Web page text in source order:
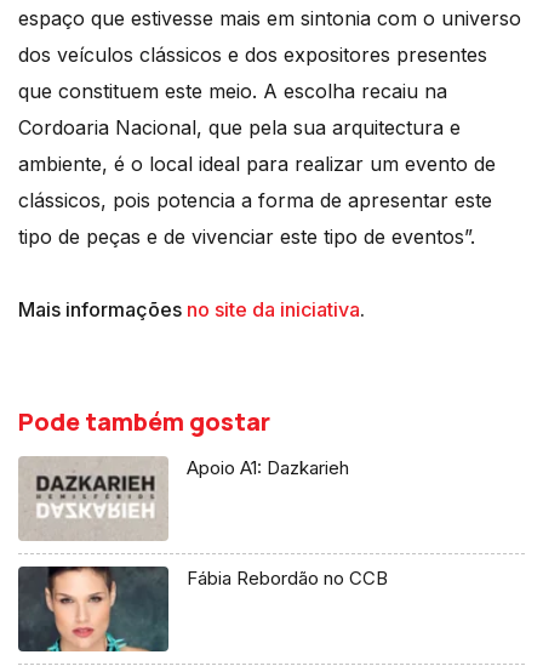
espaço que estivesse mais em sintonia com o universo
dos veículos clássicos e dos expositores presentes
que constituem este meio. A escolha recaiu na
Cordoaria Nacional, que pela sua arquitectura e
ambiente, é o local ideal para realizar um evento de
clássicos, pois potencia a forma de apresentar este
tipo de peças e de vivenciar este tipo de eventos”.
Mais informações no site da iniciativa.
Pode também gostar
Apoio A1: Dazkarieh
Fábia Rebordão no CCB